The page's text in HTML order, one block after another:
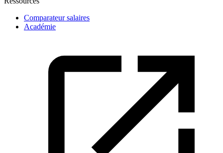
Comparateur salaires
Académie